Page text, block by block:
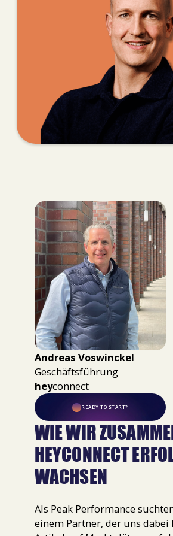
Andreas Voswinckel
Geschäftsführung
heyconnect
READY TO START?
WIE WIR
HEYCONNECT
WACHSEN
Als Peak Performance
einem Partner, der uns